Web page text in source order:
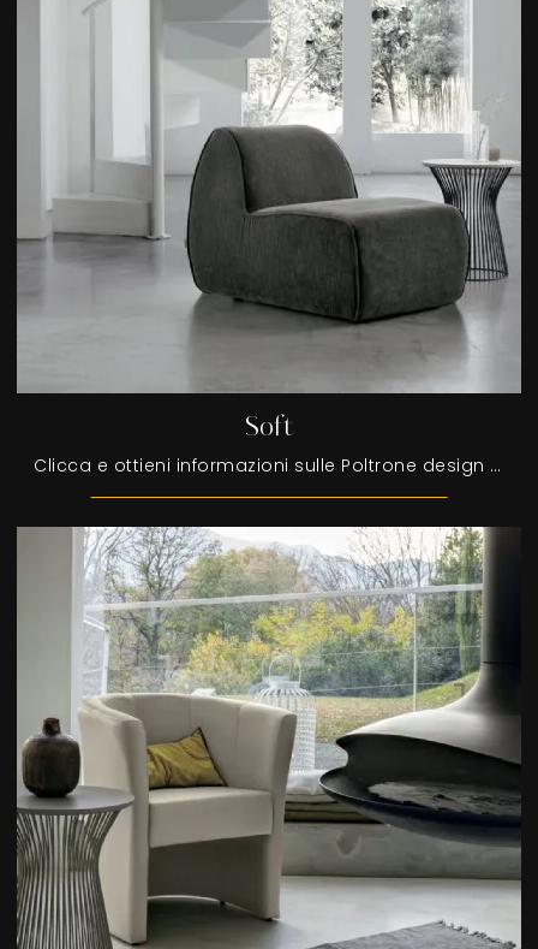
Soft
Clicca e ottieni informazioni sulle Poltrone design di Tomasella! Molteplici modelli in tessuto, come Soft, ti aspettano.